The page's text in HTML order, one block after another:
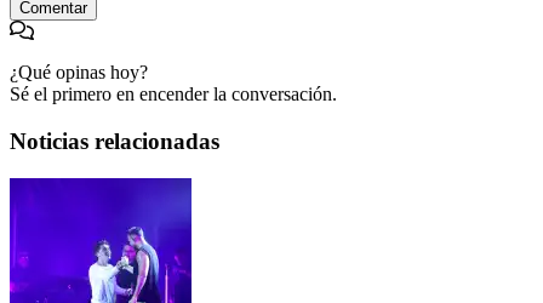
Comentar
¿Qué opinas hoy?
Sé el primero en encender la conversación.
Noticias relacionadas